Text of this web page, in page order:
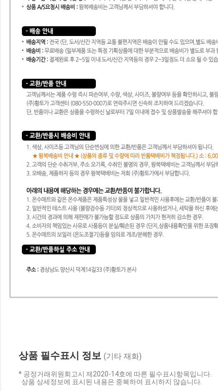
상품 필수표시 정보 (기타 재화)
* 공정거래위원회고시 제2020-14호에 따른 필수표시항목입니다.
상품 상세정보에 표시된 내용은 중복하여 표시하지 않습니다.